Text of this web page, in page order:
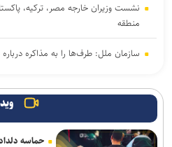
نشست وزیران خارجه مصر، ترکیه،
منطقه
سازمان ملل: طرف‌ها را به مذاکره
رایزنی عراقچی و همتای موریتانی خود
قالیباف: واقعیت‌ها را بپذیریدحماسه